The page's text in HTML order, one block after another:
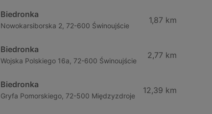
Biedronka
Nowokarsiborska 2, 72-600 Świnoujście
1,87 km
Biedronka
Wojska Polskiego 16a, 72-600 Świnoujście
2,77 km
Biedronka
Gryfa Pomorskiego, 72-500 Międzyzdroje
12,39 km